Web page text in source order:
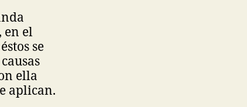
en el
se
ella
aplican.